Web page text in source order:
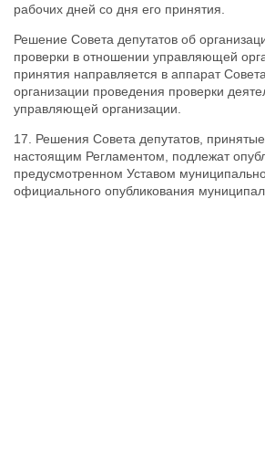
рабочих дней со дня его принятия.
Решение Совета депутатов об
проверки в отношении управляющей
принятия направляется в аппарат
организации проведения проверки
управляющей организации.
17. Решения Совета депутатов, принятые
настоящим Регламентом, подлежат
предусмотренном Уставом
официального опубликования